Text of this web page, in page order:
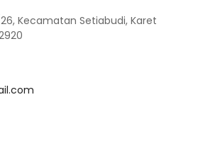
Kecamatan Setiabudi, Karet